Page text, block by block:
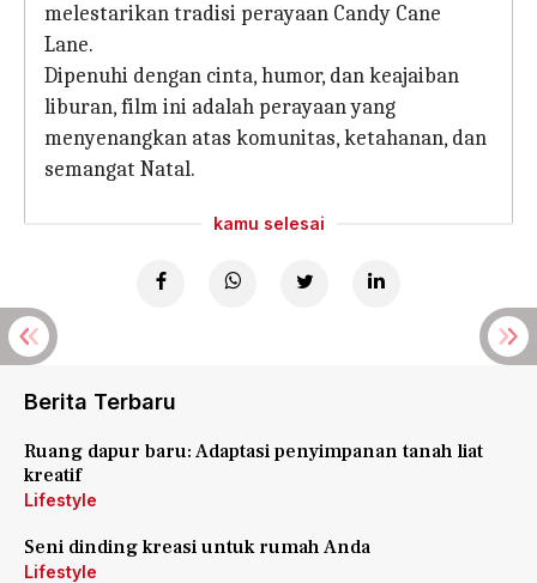
melestarikan tradisi perayaan Candy Cane
Lane.
Dipenuhi dengan cinta, humor, dan keajaiban
liburan, film ini adalah perayaan yang
menyenangkan atas komunitas, ketahanan, dan
semangat Natal.
kamu selesai
Berita Terbaru
Ruang dapur baru: Adaptasi penyimpanan tanah liat
kreatif
Lifestyle
Seni dinding kreasi untuk rumah Anda
Lifestyle